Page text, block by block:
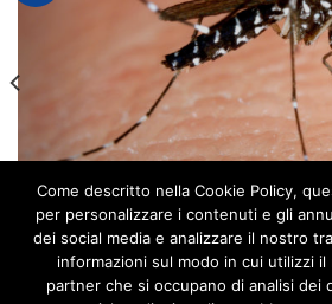
MILANO: ORDINANZA
LOTTA ALLA
Come descritto nella Cookie Policy,
per personalizzare i contenuti e gli
dei social media e analizzare il nostro
informazioni sul modo in cui utilizzi
partner che si occupano di analisi dei